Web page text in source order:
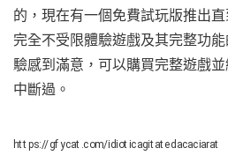
的，現在有一個免費試玩版推出
完全不受限體驗遊戲及其完整功
驗感到滿意，可以購買完整遊戲
中斷過。
https://gfycat.com/idioticagitatedacaciarat